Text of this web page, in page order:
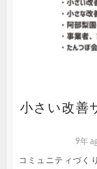
小さい改善
9年
コミュニティづく